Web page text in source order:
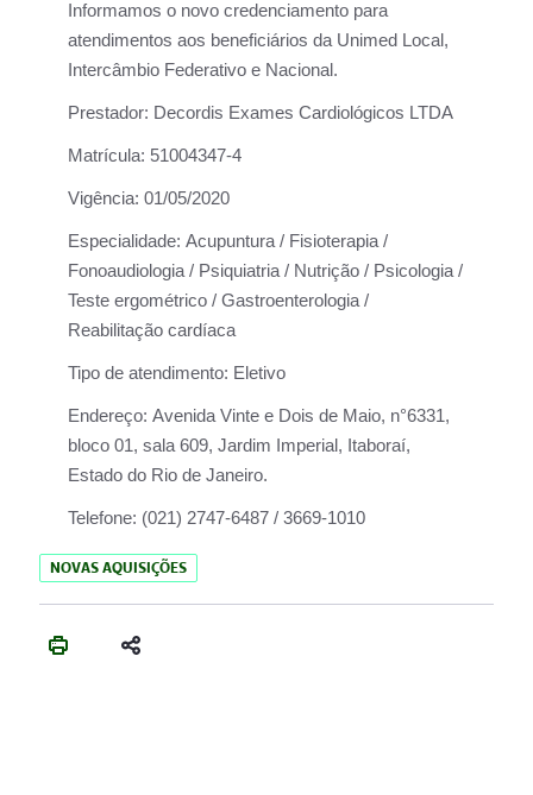
Informamos o novo credenciamento para
atendimentos aos beneficiários da Unimed Local,
Intercâmbio Federativo e Nacional.
Prestador: Decordis Exames Cardiológicos LTDA
Matrícula: 51004347-4
Vigência: 01/05/2020
Especialidade: Acupuntura / Fisioterapia /
Fonoaudiologia / Psiquiatria / Nutrição / Psicologia /
Teste ergométrico / Gastroenterologia /
Reabilitação cardíaca
Tipo de atendimento: Eletivo
Endereço: Avenida Vinte e Dois de Maio, n°6331,
bloco 01, sala 609, Jardim Imperial, Itaboraí,
Estado do Rio de Janeiro.
Telefone: (021) 2747-6487 / 3669-1010
NOVAS AQUISIÇÕES